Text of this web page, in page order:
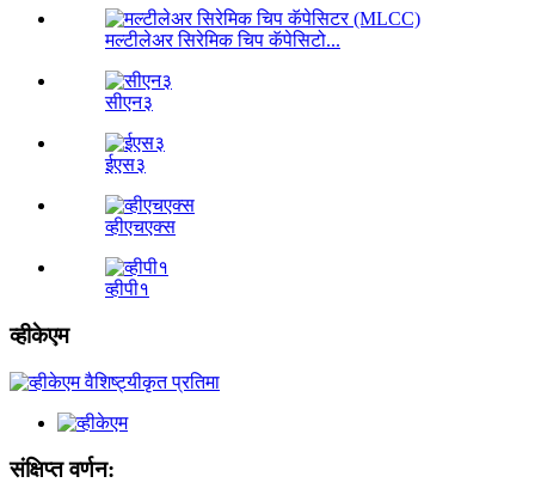
मल्टीलेअर सिरेमिक चिप कॅपेसिटो...
सीएन३
ईएस३
व्हीएचएक्स
व्हीपी१
व्हीकेएम
संक्षिप्त वर्णन: